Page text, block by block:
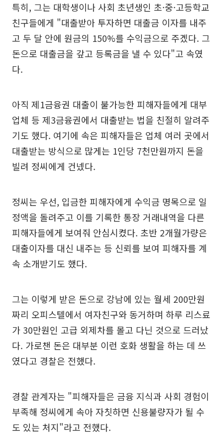
특히, 그는 대학생이나 사회 초년생인 초·중·고등학교
친구들에게 "대출받아 투자하면 대출금 이자를 내주
고 두 달 안에 원금의 150%를 수익금으로 주겠다. 그
돈으로 대출금을 갚고 등록금을 낼 수 있다"고 속였
다.
아직 제1금융권 대출이 불가능한 피해자들에게 대부
업체 등 제3금융권에서 대출받는 법을 친절히 알려주
기도 했다. 여기에 속은 피해자들은 업체 여러 곳에서
대출받는 방식으로 많게는 1인당 7천만원까지 돈을
빌려 정씨에게 건넸다.
정씨는 우선, 입금한 피해자에게 수익금 명목으로 일
정액을 돌려주고 이를 기록한 통장 거래내역을 다른
피해자들에게 보여줘 안심시켰다. 초반 2개월가량은
대출이자를 대신 내주는 등 신뢰를 보여 피해자를 계
속 소개받기도 했다.
그는 이렇게 받은 돈으로 강남에 있는 월세 200만원
짜리 오피스텔에서 여자친구와 동거하며 하루 리스료
가 30만원인 고급 외제차를 몰고 다닌 것으로 드러났
다. 가로챈 돈은 대부분 이런 호화 생활을 하는 데 쓰
였다고 경찰은 전했다.
경찰 관계자는 "피해자들은 금융 지식과 사회 경험이
부족해 정씨에게 속아 자칫하면 신용불량자가 될 수
도 있는 처지"라고 전했다.